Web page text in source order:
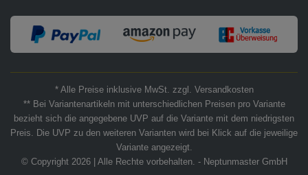
* Alle Preise inklusive MwSt. zzgl. Versandkosten
** Bei Variantenartikeln mit unterschiedlichen Preisen pro Variante
bezieht sich die angegebene UVP auf die Variante mit dem niedrigsten
Preis. Die UVP zu den weiteren Varianten wird bei Klick auf die jeweilige
Variante angezeigt.
© Copyright 2026 | Alle Rechte vorbehalten. - Neptunmaster GmbH